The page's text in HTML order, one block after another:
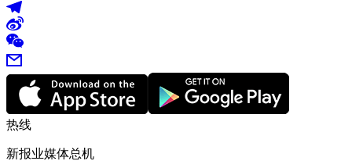
热线
新报业媒体总机